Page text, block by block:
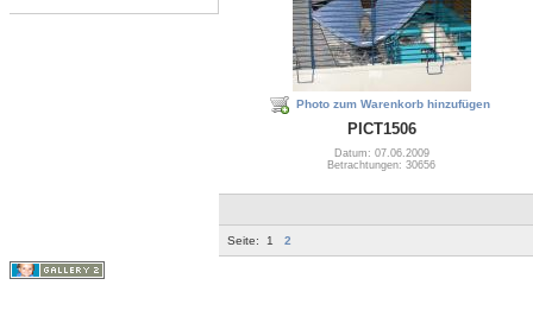
Photo zum Warenkorb hinzufügen
PICT1506
Datum: 07.06.2009
Betrachtungen: 30656
Seite: 1 2